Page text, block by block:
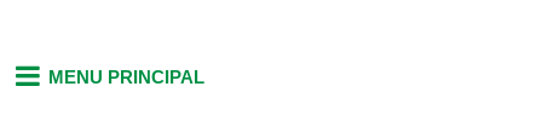
MENU PRINCIPAL